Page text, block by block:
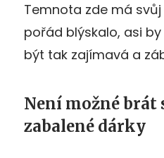
Temnota zde má
pořád blýskalo, asi
být tak zajímavá a
Není možné brát
zabalené dárky